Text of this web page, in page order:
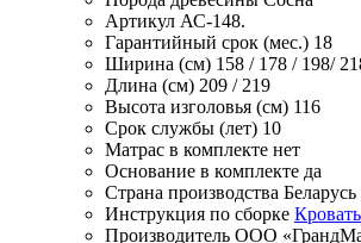
Артикул АС-148.
Гарантийный срок (мес.) 18
Ширина (см) 158 / 178 / 198/
Длина (см) 209 / 219
Высота изголовья (см) 116
Срок службы (лет) 10
Матрас в комплекте нет
Основание в комплекте да
Страна производства Беларусь
Инструкция по сборке
Производитель ООО